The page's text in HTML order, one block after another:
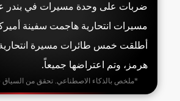
ضربات على وحدة مسيرات في
مسيرات انتحارية هاجمت سفينة
أطلقت خمس طائرات مسيرة
هرمز، وتم اعتراضها جميعاً.
*ملخص بالذكاء الاصطناعي. تحقق من السياق